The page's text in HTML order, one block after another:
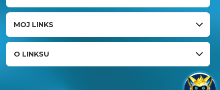
MOJ LINKS
O LINKSU